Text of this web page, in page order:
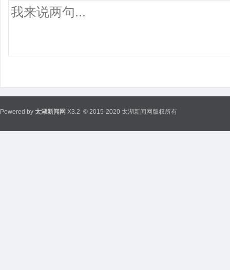
Powered by 太湖新闻网 X3.2 © 2015-2020 太湖新闻网版权所有